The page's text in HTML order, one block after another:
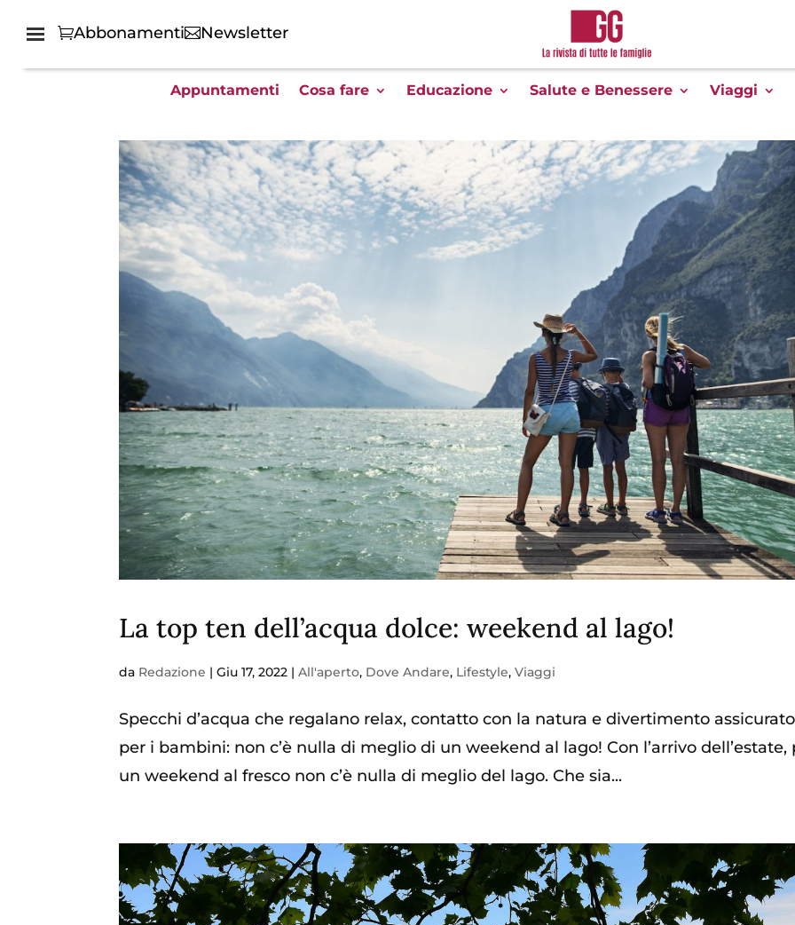
Abbonamenti Newsletter
Appuntamenti Cosa fare Educazione Salute e Benessere Viaggi
La top ten dell’acqua dolce: weekend al lago!
da Redazione |Giu 17, 2022 |All'aperto, Dove Andare, Lifestyle,Viaggi
Specchi d’acqua che regalano relax, contatto con la natura e divertimento assicurato
per i bambini: non c’è nulla di meglio di un weekend al lago! Con l’arrivo dell’estate,
un weekend al fresco non c’è nulla di meglio del lago. Che sia...